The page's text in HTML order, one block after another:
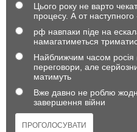
Цього року не варто
процесу. А от
рф навпаки піде на
намагатиметься
Найближчим часом росія
переговори, але
матимуть
Вже давно не роблю
завершення війни